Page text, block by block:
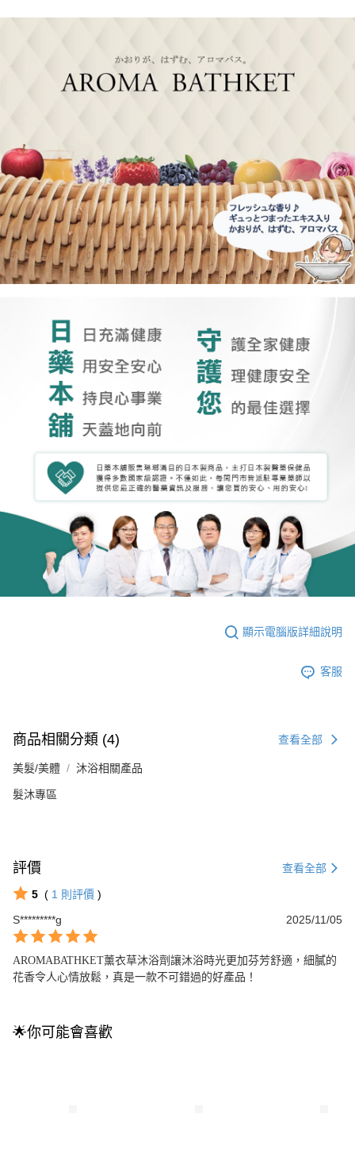
顯示電腦版詳細說明
客服
商品相關分類 (4) 查看全部
美髮/美體 沐浴相關產品
髮沐專區
評價 查看全部
5 ( 1 則評價 )
S*********g
2025/11/05
AROMABATHKET薰衣草沐浴劑讓沐浴時光更加芬芳舒適，細膩的
花香令人心情放鬆，真是一款不可錯過的好產品！
🌟你可能會喜歡